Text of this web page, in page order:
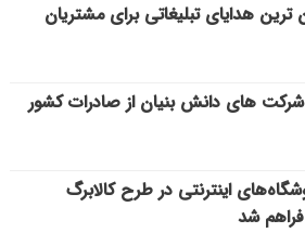
ترین هدایای تبلیغاتی برای مشتریان
های دانش بنیان از صادرات کشور
اینترنتی در طرح کالابرگ
شد